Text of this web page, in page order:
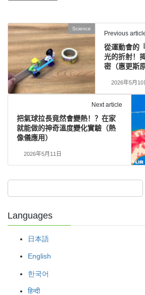
Science
Previous
從運動會的
光的折射！
密（惠更斯原
2026年5月10
Next article
把氣球拉長竟然會變熱！？在家
就能做的神奇溫度變化實驗（熱
像儀應用）
2026年5月11日
Languages
日本語
English
한국어
हिन्दी